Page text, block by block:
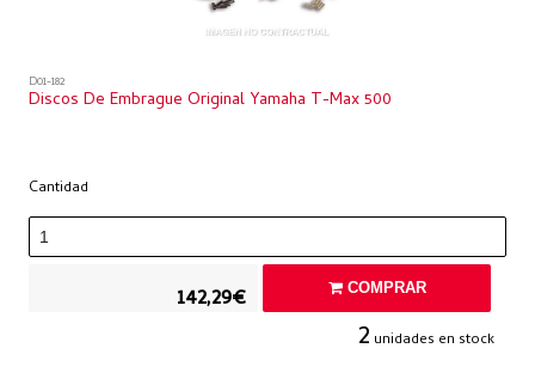
D01-182
Discos De Embrague Original Yamaha T-Max 500
Cantidad
142,29€ COMPRAR
2 unidades en stock